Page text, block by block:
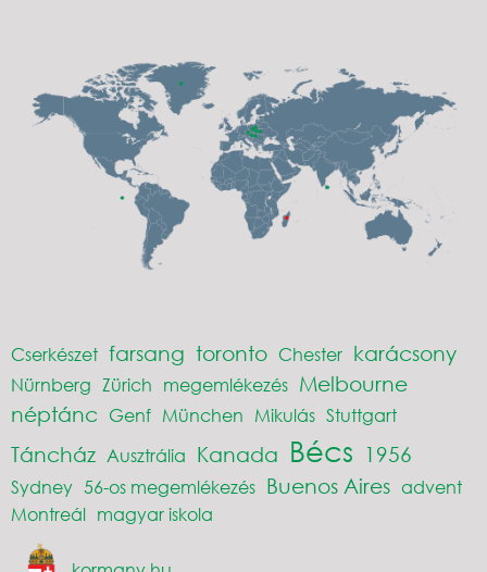
Cserkészet farsang toronto Chester karácsony
Nürnberg Zürich megemlékezés Melbourne
néptánc Genf München Mikulás Stuttgart
Táncház Ausztrália Kanada Bécs 1956
Sydney 56-os megemlékezés Buenos Aires advent
Montreál magyar iskola